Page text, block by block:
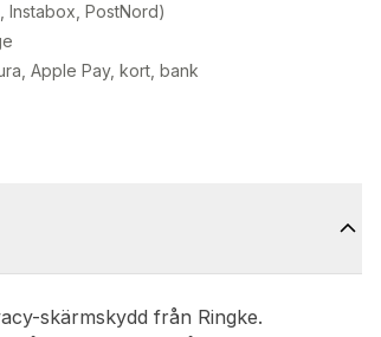
Instabox, PostNord)
Apple Pay, kort, bank
skärmskydd från Ringke.